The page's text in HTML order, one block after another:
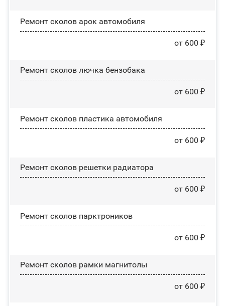
Ремонт сколов арок автомобиля
от 600 ₽
Ремонт сколов лючка бензобака
от 600 ₽
Ремонт сколов пластика автомобиля
от 600 ₽
Ремонт сколов решетки радиатора
от 600 ₽
Ремонт сколов парктроников
от 600 ₽
Ремонт сколов рамки магнитолы
от 600 ₽